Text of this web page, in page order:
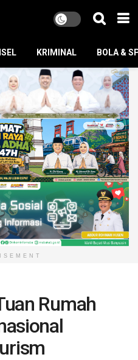
KRIMINAL BOLA &
Rumah